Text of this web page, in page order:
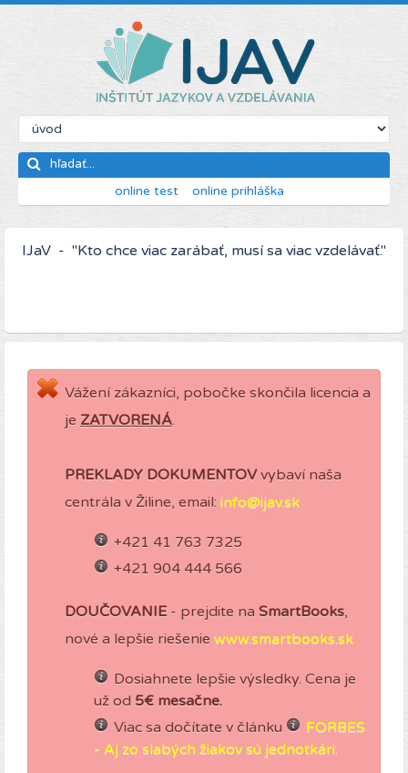
online test online prihláška
IJaV - "Kto chce viac zarábať, musí sa viac vzdelávať."
Vážení zákazníci, pobočke skončila licencia a
je ZATVORENÁ.
PREKLADY DOKUMENTOVvybaví naša
centrála v Žiline, email: info@ijav.sk
+421 41 763 7325
+421 904 444 566
DOUČOVANIE - prejdite na SmartBooks,
nové a lepšie riešenie www.smartbooks.sk
Dosiahnete lepšie výsledky. Cena je
už od 5€ mesačne.
Viac sa dočítate v článku
FORBES
- Aj zo slabých žiakov sú jednotkári.